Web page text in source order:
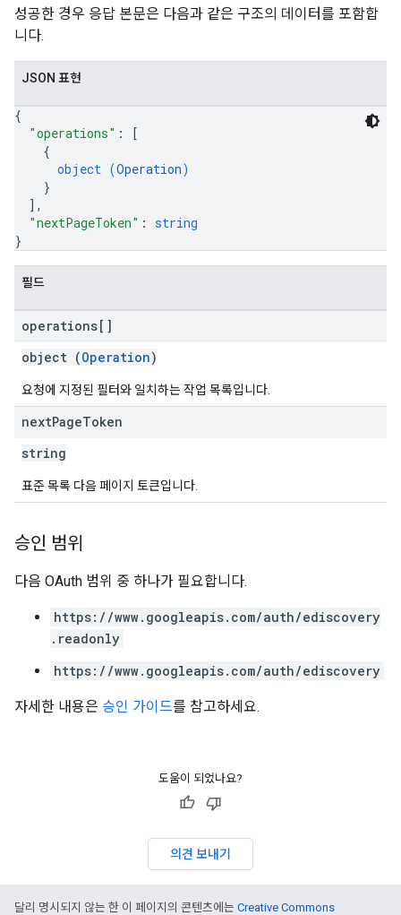
성공한 경우 응답 본문은 다음과 같은 구조의 데이터를 포함합
니다.
JSON 표현
{
"operations" :
[
{
object (Operation)
}
] ,
"nextPageToken" : string
}
필드
operations[]
object (Operation)
요청에 지정된 필터와 일치하는 작업 목록입니다.
nextPageToken
string
표준 목록 다음 페이지 토큰입니다.
승인 범위
다음 OAuth 범위 중 하나가 필요합니다.
https://www.googleapis.com/auth/ediscovery
.readonly
https://www.googleapis.com/auth/ediscovery
자세한 내용은 승인 가이드를 참고하세요.
도움이 되었나요?
의견 보내기
달리 명시되지 않는 한 이 페이지의 콘텐츠에는 Creative Commons